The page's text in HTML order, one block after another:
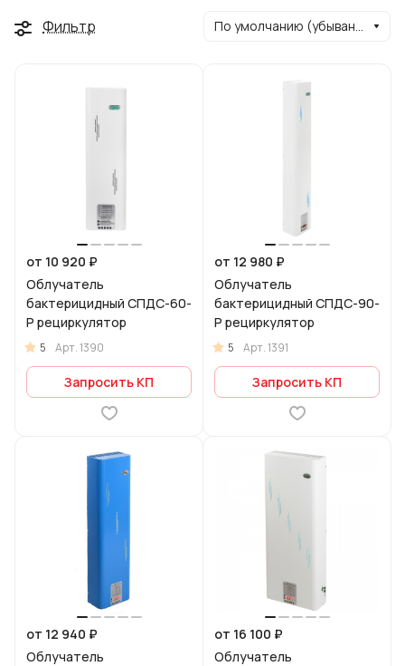
Фильтр По умолчанию (убывание)
от 10 920 ₽
Облучатель
бактерицидный СПДС-60-
Р рециркулятор
5 Арт.1390
Запросить КП
от 12 980 ₽
Облучатель
бактерицидный СПДС-90-
Р рециркулятор
5 Арт.1391
Запросить КП
от 12 940 ₽
Облучатель
от 16 100 ₽
Облучатель